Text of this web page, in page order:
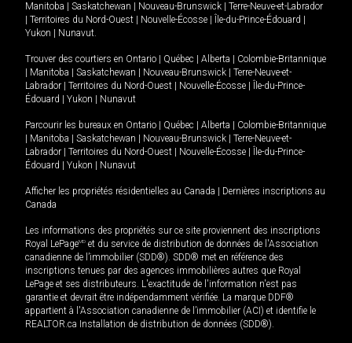
Manitoba
Saskatchewan Nouveau-Brunswick
Terre-Neuve-et-Labrador
Territoires du Nord-Ouest Nouvelle-Écosse Île-du-Prince-Édouard
Yukon
Nunavut.
Trouver des courtiers en Ontario Québec Alberta
Colombie-Britannique
Manitoba Saskatchewan Nouveau-Brunswick
Terre-Neuve-et-
Labrador
Territoires du Nord-Ouest Nouvelle-Écosse
Île-du-Prince-
Édouard
Yukon Nunavut
Parcourir les bureaux en Ontario Québec Alberta
Colombie-Britannique
Manitoba Saskatchewan Nouveau-Brunswick
Terre-Neuve-et-
Labrador
Territoires du Nord-Ouest Nouvelle-Écosse
Île-du-Prince-
Édouard
Yukon Nunavut
Afficher les propriétés résidentielles au Canada
Dernières inscriptions au
Canada
Les informations des propriétés sur ce site proviennent des inscriptions
Royal LePageMD et du service de distribution de données de l'Association
canadienne de l’immobilier (SDD®). SDD® met en référence des
inscriptions tenues par des agences immobilières autres que Royal
LePage et ses distributeurs. L'exactitude de l'information n'est pas
garantie et devrait être indépendamment vérifiée. La marque DDF®
appartient à l'Association canadienne de l’immobilier (ACI) et identifie le
REALTOR.ca Installation de distribution de données (SDD®).